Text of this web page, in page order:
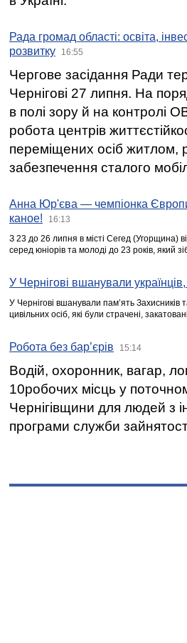
Рада громад області: освіта,
розвитку
16:55
Чергове засідання Ради
Чернігові 27 липня. На
в полі зору й на контролі
робота центрів
переміщених осіб житлом,
забезпечення сталого
Анна Юр'єва — чемпіонка
каное!
16:13
З 23 до 26 липня в місті Сегед (Угорщина)
серед юніорів та молоді до 23 років, який
У Чернігові вшанували
У Чернігові вшанували пам’ять
цивільних осіб, які були страчені,
Робота без бар’єрів 15:14
Водій, охоронник, вагар,
10робочих місць у
Чернігівщини для людей з
програми служби